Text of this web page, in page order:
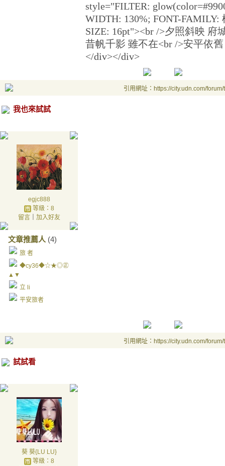
style="FILTER:
WIDTH: 130%; FONT-
SIZE: 16pt"><br />夕照斜映 府
昔帆千影 雖不在<br />安平依
</div></div>
引用網址：https://city.udn.com/
我也來試試
egjc888
等級：8
留言｜ 加入好友
文章推薦人 (4)
旅 者
◆cy36◆☆★◎㊣
▲▼
立 li
平安旅者
引用網址：https://city.udn.com/
試試看
葵 葵{LU LU}
等級：8